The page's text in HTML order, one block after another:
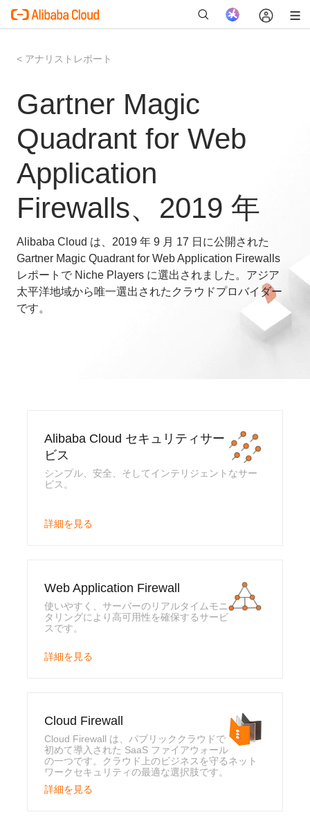
< アナリストレポート
Gartner Magic
Quadrant for Web
Application
Firewalls、2019 年
Alibaba Cloud は、2019 年 9 月 17 日に公開された
Gartner Magic Quadrant for Web Application Firewalls
レポートで Niche Players に選出されました。アジア
太平洋地域から唯一選出されたクラウドプロバイダー
です。
Alibaba Cloud セキュリティサー
ビス
シンプル、安全、そしてインテリジェントなサー
ビス。
詳細を見る
Web Application Firewall
使いやすく、サーバーのリアルタイムモニ
タリングにより高可用性を確保するサービ
スです。
詳細を見る
Cloud Firewall
Cloud Firewall は、パブリッククラウドで
初めて導入された SaaS ファイアウォール
の一つです。クラウド上のビジネスを守るネット
ワークセキュリティの最適な選択肢です。
詳細を見る